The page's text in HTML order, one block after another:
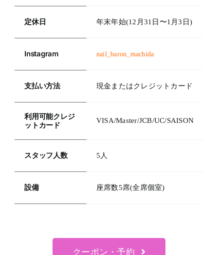
定休日 年末年始(12月31日〜1月3日)
Instagram nail_baron_machida
支払い方法 現金またはクレジットカード
利用可能クレジ
ットカード
VISA/Master/JCB/UC/SAISON
スタッフ人数 5人
設備 座席数5席(全席個室)
クーポン・予約